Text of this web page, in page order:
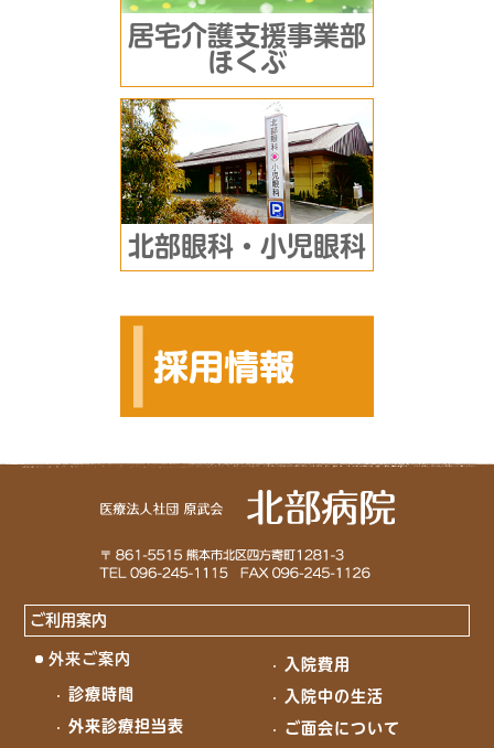
居宅介護支援事業部
ほくぶ
北部眼科・小児眼科
ご利用案内
外来ご案内
診療時間
外来診療担当表
入院費用
入院中の生活
ご面会について